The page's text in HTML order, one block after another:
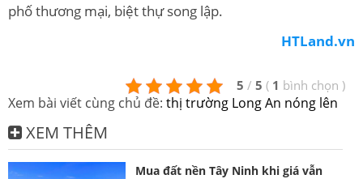
phố thương mại, biệt thự song lập.
HTLand.vn
5 / 5 ( 1 bình chọn )
Xem bài viết cùng chủ đề: thị trường Long An nóng lên
XEM THÊM
Mua đất nền Tây Ninh khi giá vẫn